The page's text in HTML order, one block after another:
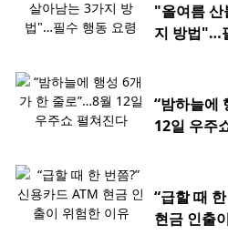
"올여름 산
지 방법"…
“밤하늘에
12일 우주
“급할 때
현금 인출